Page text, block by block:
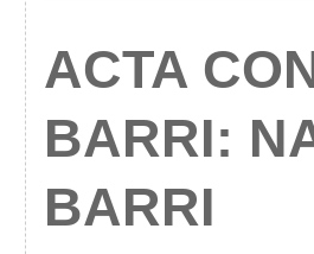
ACTA
BARRI:
BARRI